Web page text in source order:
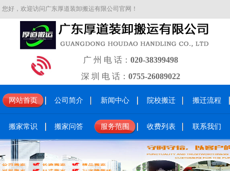
您好，欢迎访问广东厚道装卸搬运有限公司官网！
广 州 电 话： 020-38399498
深 圳 电 话： 0755-26089022
网站首页 公司简介 新闻中心 院校搬迁 搬迁流程
搬家常识 搬家问答 服务范围 收费列表 联系我们